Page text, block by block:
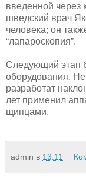
введенной через
шведский врач
человека; он
“лапароскопия”.
Следующий этап
оборудования.
разработат
лет применил
щипцами.
admin в 13:11